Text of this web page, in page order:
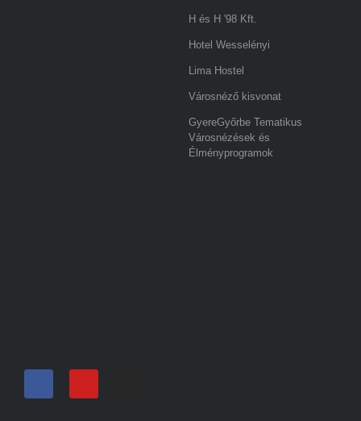
H és H '98 Kft.
Hotel Wesselényi
Lima Hostel
Városnéző kisvonat
GyereGyőrbe Tematikus
Városnézések és
Élményprogramok